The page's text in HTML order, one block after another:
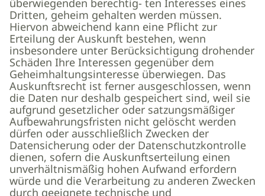
überwiegenden berechtig- ten Interesses eines
Dritten, geheim gehalten werden müssen.
Hiervon abweichend kann eine Pflicht zur
Erteilung der Auskunft bestehen, wenn
insbesondere unter Berücksichtigung drohender
Schäden Ihre Interessen gegenüber dem
Geheimhaltungsinteresse überwiegen. Das
Auskunftsrecht ist ferner ausgeschlossen, wenn
die Daten nur deshalb gespeichert sind, weil sie
aufgrund gesetzlicher oder satzungsmäßiger
Aufbewahrungsfristen nicht gelöscht werden
dürfen oder ausschließlich Zwecken der
Datensicherung oder der Datenschutzkontrolle
dienen, sofern die Auskunftserteilung einen
unverhältnismäßig hohen Aufwand erfordern
würde und die Verarbeitung zu anderen Zwecken
durch geeignete technische und